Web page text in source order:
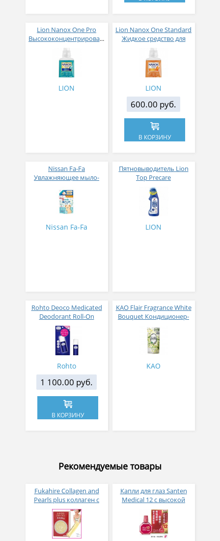
Lion Nanox One Pro
Высококонцентрированное
жидкое средство для
стирки белья против
загрязнений
неприятных запахов и
LION
Lion Nanox One Standard
Жидкое средство для
стирки
сильнозагрязненного
белья
LION
600.00 руб.
В КОРЗИНУ
Nissan Fa-Fa
Увлажняющее мыло-
индикацией и
антибактериальным
эффектом мягкая
Nissan Fa-Fa
Пятновыводитель Lion
Top Precare
предварительная
обработка глубоких
пятен с крышкой-
щеткой 220 мл
LION
Rohto Deoco Medicated
Deodorant Roll-On
Роликовый лечебный
дезодорант 30 мл
Rohto
1 100.00 руб.
В КОРЗИНУ
KAO Flair Fragrance White
Bouquet Кондиционер-
смягчитель для белья с
изящным ароматом
белых цветов 380 мл
KAO
Рекомендуемые товары
Fukahire Collagen and
Pearls plus коллаген с
жемчужным порошком
№ 30
Капли для глаз Santen
Medical 12 с высокой
концентрацией
активных компонентов
12 мл